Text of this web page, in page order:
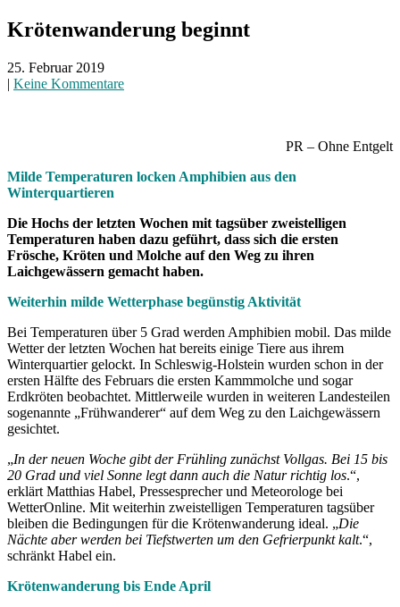
Krötenwanderung beginnt
25. Februar 2019
| Keine Kommentare
PR – Ohne Entgelt
Milde Temperaturen locken Amphibien aus den
Winterquartieren
Die Hochs der letzten Wochen mit tagsüber zweistelligen
Temperaturen haben dazu geführt, dass sich die ersten
Frösche, Kröten und Molche auf den Weg zu ihren
Laichgewässern gemacht haben.
Weiterhin milde Wetterphase begünstig Aktivität
Bei Temperaturen über 5 Grad werden Amphibien mobil. Das milde
Wetter der letzten Wochen hat bereits einige Tiere aus ihrem
Winterquartier gelockt. In Schleswig-Holstein wurden schon in der
ersten Hälfte des Februars die ersten Kammmolche und sogar
Erdkröten beobachtet. Mittlerweile wurden in weiteren Landesteilen
sogenannte „Frühwanderer“ auf dem Weg zu den Laichgewässern
gesichtet.
„In der neuen Woche gibt der Frühling zunächst Vollgas. Bei 15 bis
20 Grad und viel Sonne legt dann auch die Natur richtig los.“,
erklärt Matthias Habel, Pressesprecher und Meteorologe bei
WetterOnline. Mit weiterhin zweistelligen Temperaturen tagsüber
bleiben die Bedingungen für die Krötenwanderung ideal. „Die
Nächte aber werden bei Tiefstwerten um den Gefrierpunkt kalt.“,
schränkt Habel ein.
Krötenwanderung bis Ende April